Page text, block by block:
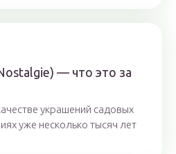
— что это за
украшений садовых
уже несколько тысяч лет